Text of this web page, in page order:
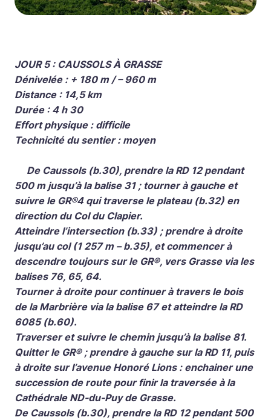
JOUR 5 : CAUSSOLS À GRASSE
Dénivelée : + 180 m / – 960 m
Distance : 14,5 km
Durée : 4 h 30
Effort physique : difficile
Technicité du sentier : moyen
De Caussols (b.30), prendre la RD 12 pendant
500 m jusqu’à la balise 31 ; tourner à gauche et
suivre le GR®4 qui traverse le plateau (b.32) en
direction du Col du Clapier.
Atteindre l’intersection (b.33) ; prendre à droite
jusqu’au col (1 257 m – b.35), et commencer à
descendre toujours sur le GR®, vers Grasse via les
balises 76, 65, 64.
Tourner à droite pour continuer à travers le bois
de la Marbrière via la balise 67 et atteindre la RD
6085 (b.60).
Traverser et suivre le chemin jusqu’à la balise 81.
Quitter le GR® ; prendre à gauche sur la RD 11, puis
à droite sur l’avenue Honoré Lions : enchainer une
succession de route pour finir la traversée à la
Cathédrale ND-du-Puy de Grasse.
De Caussols (b.30), prendre la RD 12 pendant 500